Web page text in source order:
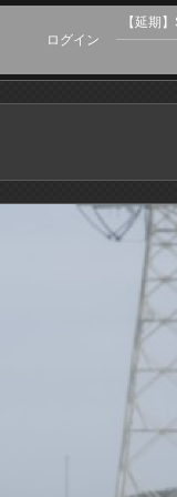
ログイン
【延期